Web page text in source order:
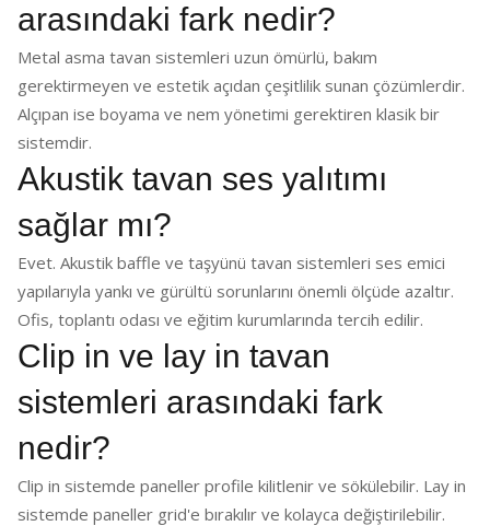
arasındaki fark nedir?
Metal asma tavan sistemleri uzun ömürlü, bakım
gerektirmeyen ve estetik açıdan çeşitlilik sunan çözümlerdir.
Alçıpan ise boyama ve nem yönetimi gerektiren klasik bir
sistemdir.
Akustik tavan ses yalıtımı
sağlar mı?
Evet. Akustik baffle ve taşyünü tavan sistemleri ses emici
yapılarıyla yankı ve gürültü sorunlarını önemli ölçüde azaltır.
Ofis, toplantı odası ve eğitim kurumlarında tercih edilir.
Clip in ve lay in tavan
sistemleri arasındaki fark
nedir?
Clip in sistemde paneller profile kilitlenir ve sökülebilir. Lay in
sistemde paneller grid'e bırakılır ve kolayca değiştirilebilir.